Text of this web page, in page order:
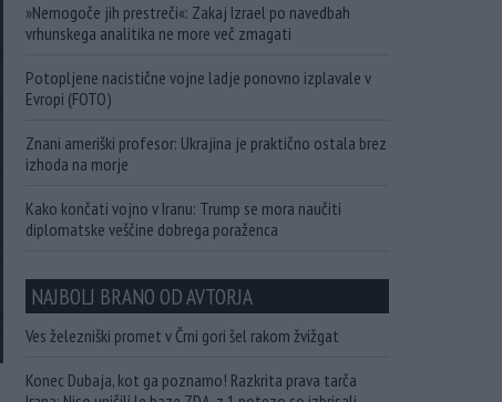
»Nemogoče jih prestreči«: Zakaj Izrael po navedbah
vrhunskega analitika ne more več zmagati
Potopljene nacistične vojne ladje ponovno izplavale v
Evropi (FOTO)
Znani ameriški profesor: Ukrajina je praktično ostala brez
izhoda na morje
Kako končati vojno v Iranu: Trump se mora naučiti
diplomatske veščine dobrega poraženca
NAJBOLJ BRANO OD AVTORJA
Ves železniški promet v Črni gori šel rakom žvižgat
Konec Dubaja, kot ga poznamo! Razkrita prava tarča